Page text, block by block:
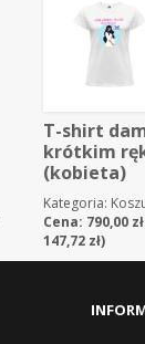
T-shirt
krótkim
(kobieta)
Kategoria:
Cena: 790,00 zł
147,72 zł)